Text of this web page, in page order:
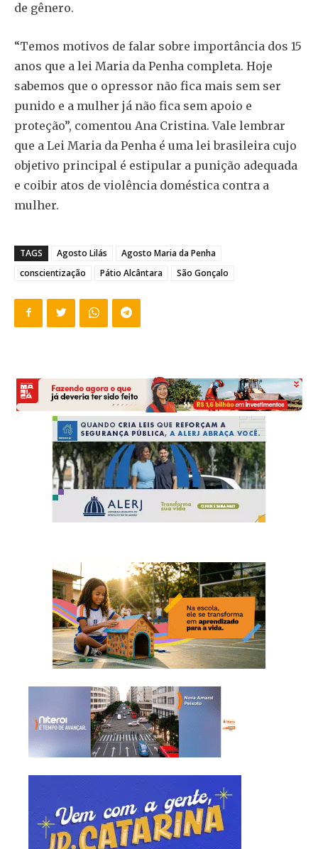
de gênero.
“Temos motivos de falar sobre importância dos 15
anos que a lei Maria da Penha completa. Hoje
sabemos que o opressor não fica mais sem ser
punido e a mulher já não fica sem apoio e
proteção”, comentou Ana Cristina. Vale lembrar
que a Lei Maria da Penha é uma lei brasileira cujo
objetivo principal é estipular a punição adequada
e coibir atos de violência doméstica contra a
mulher.
TAGS Agosto Lilás
Agosto Maria da Penha
conscientização
Pátio Alcântara São Gonçalo